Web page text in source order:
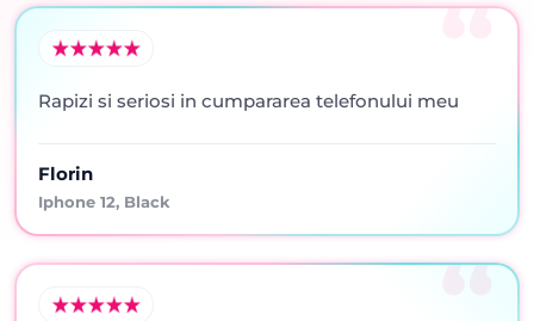
Rapizi si seriosi in cumpararea telefonului meu
Florin
Iphone 12, Black